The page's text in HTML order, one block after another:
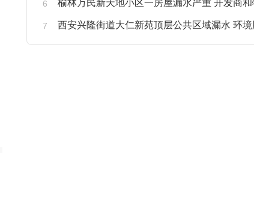
榆林万民新天地小区一房屋漏水严重 开发商和物业不予
西安兴隆街道大仁新苑顶层公共区域漏水 环